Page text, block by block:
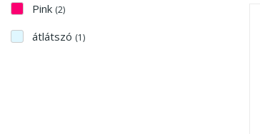
Pink (2)
átlátszó (1)